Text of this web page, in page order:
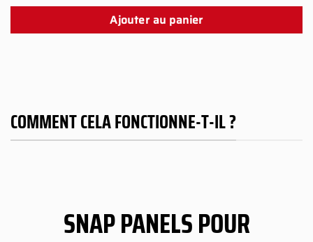
Ajouter au panier
COMMENT CELA FONCTIONNE-T-IL ?
SNAP PANELS POUR